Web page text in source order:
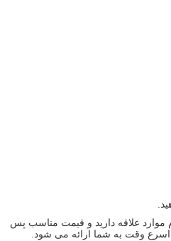
موارد علاقه دارید و قیمت مناسب پس
وقت به شما ارائه می شود.